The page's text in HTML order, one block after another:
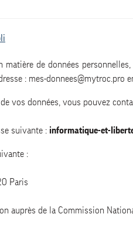
matière de données
: mes-donnees@mytroc.pro
vos données, vous pouvez
suivante : informatique-et-
:
Paris
auprès de la Commission